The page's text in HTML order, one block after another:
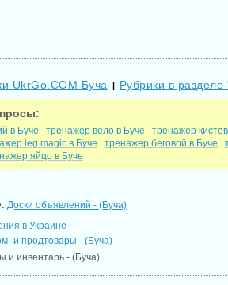
UkrGo.COM Буча | Рубрики в
в Буче тренажер вело в Буче
тренажер
leg magic в Буче тренажер беговой в Буче
яйцо в Буче
Доски объявлений - (Буча)
в Украине
и продтовары - (Буча)
и инвентарь - (Буча)